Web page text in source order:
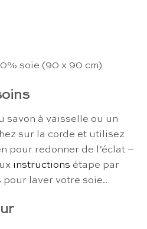
soie (90 x 90 cm)
savon à vaisselle ou un
sur la corde et utilisez
pour redonner de l’éclat –
instructions étape par
pour laver votre soie..